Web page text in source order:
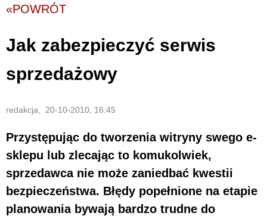
«POWRÓT
Jak zabezpieczyć serwis
sprzedażowy
redakcja, 20-10-2010, 16:45
Przystępując do tworzenia witryny swego e-
sklepu lub zlecając to komukolwiek,
sprzedawca nie może zaniedbać kwestii
bezpieczeństwa. Błędy popełnione na etapie
planowania bywają bardzo trudne do